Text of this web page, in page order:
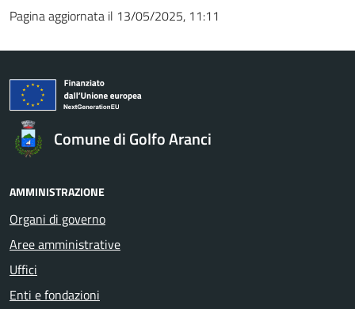
Pagina aggiornata il 13/05/2025, 11:11
Comune di Golfo Aranci
AMMINISTRAZIONE
Organi di governo
Aree amministrative
Uffici
Enti e fondazioni